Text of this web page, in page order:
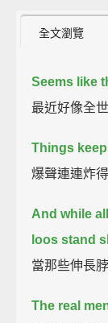
全文瀏覽
Seems like
最近好像全
Things
爆聲連連炸
And while
loos stand
當那些伸長
The real